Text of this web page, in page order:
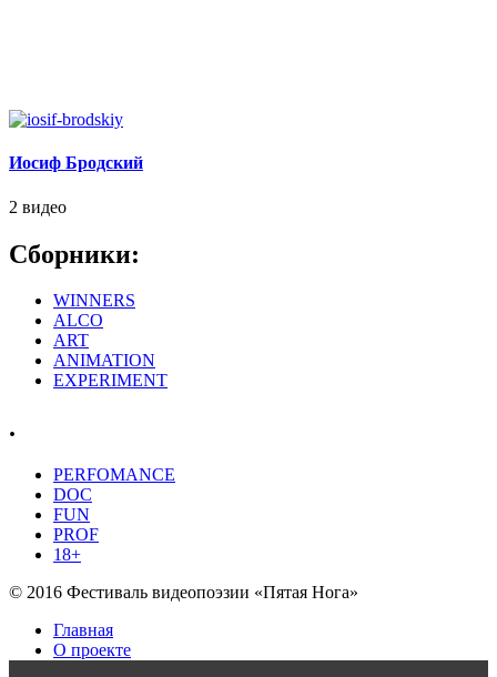
Иосиф Бродский
2 видео
Сборники:
WINNERS
ALCO
ART
ANIMATION
EXPERIMENT
.
PERFOMANCE
DOC
FUN
PROF
18+
© 2016 Фестиваль видеопоэзии «Пятая Нога»
Главная
О проекте